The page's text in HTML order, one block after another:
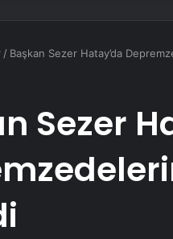
/ Başkan Sezer Hatay’da
Sezer